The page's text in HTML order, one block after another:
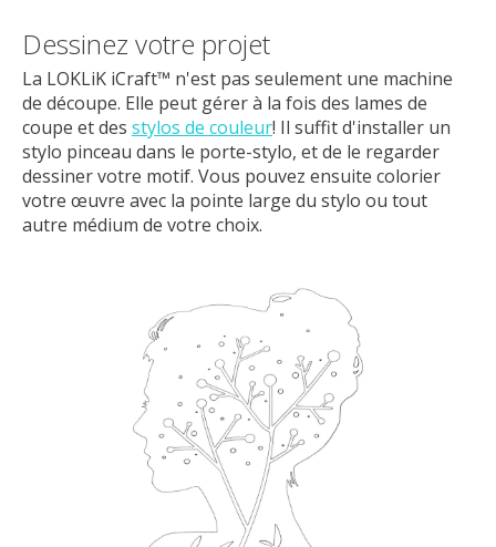
Dessinez votre projet
La LOKLiK iCraft™ n'est pas seulement une machine
de découpe. Elle peut gérer à la fois des lames de
coupe et desstylos de couleur! Il suffit d'installer un
stylo pinceau dans le porte-stylo, et de le regarder
dessiner votre motif. Vous pouvez ensuite colorier
votre œuvre avec la pointe large du stylo ou tout
autre médium de votre choix.